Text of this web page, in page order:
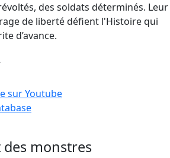
des soldats déterminés. Leur
de liberté défient l'Histoire qui
d’avance.
sur Youtube
monstres